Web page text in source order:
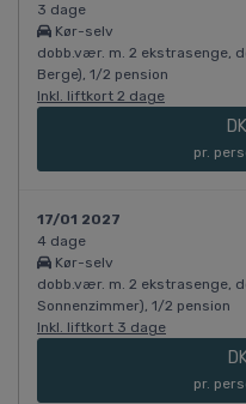
3 dage
Kør-selv
dobb.vær. m. 2 ekstrasenge,
Berge), 1/2 pension
Inkl. liftkort 2 dage
pr.
17/01 2027
4 dage
Kør-selv
dobb.vær. m. 2 ekstrasenge,
Sonnenzimmer), 1/2 pension
Inkl. liftkort 3 dage
pr.